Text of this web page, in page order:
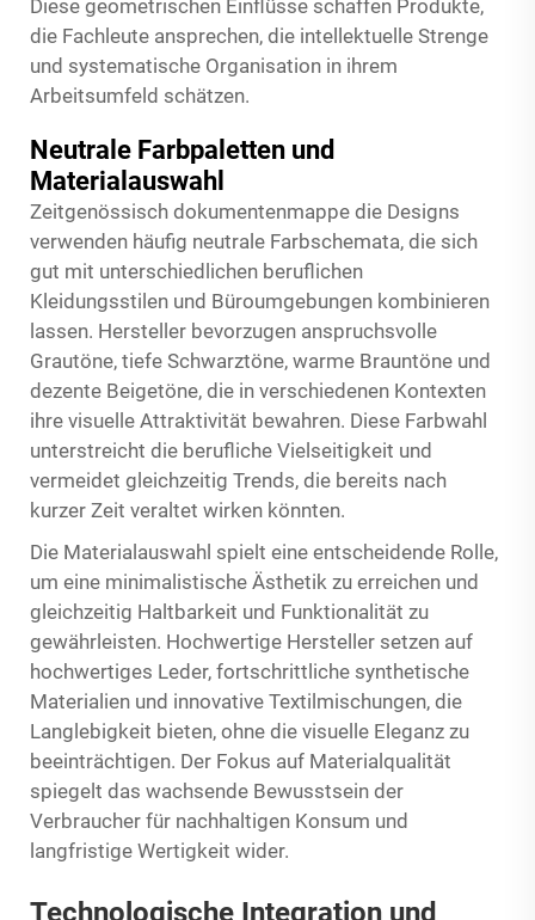
Diese geometrischen Einflüsse schaffen Produkte,
die Fachleute ansprechen, die intellektuelle Strenge
und systematische Organisation in ihrem
Arbeitsumfeld schätzen.
Neutrale Farbpaletten und
Materialauswahl
Zeitgenössisch dokumentenmappe die Designs
verwenden häufig neutrale Farbschemata, die sich
gut mit unterschiedlichen beruflichen
Kleidungsstilen und Büroumgebungen kombinieren
lassen. Hersteller bevorzugen anspruchsvolle
Grautöne, tiefe Schwarztöne, warme Brauntöne und
dezente Beigetöne, die in verschiedenen Kontexten
ihre visuelle Attraktivität bewahren. Diese Farbwahl
unterstreicht die berufliche Vielseitigkeit und
vermeidet gleichzeitig Trends, die bereits nach
kurzer Zeit veraltet wirken könnten.
Die Materialauswahl spielt eine entscheidende Rolle,
um eine minimalistische Ästhetik zu erreichen und
gleichzeitig Haltbarkeit und Funktionalität zu
gewährleisten. Hochwertige Hersteller setzen auf
hochwertiges Leder, fortschrittliche synthetische
Materialien und innovative Textilmischungen, die
Langlebigkeit bieten, ohne die visuelle Eleganz zu
beeinträchtigen. Der Fokus auf Materialqualität
spiegelt das wachsende Bewusstsein der
Verbraucher für nachhaltigen Konsum und
langfristige Wertigkeit wider.